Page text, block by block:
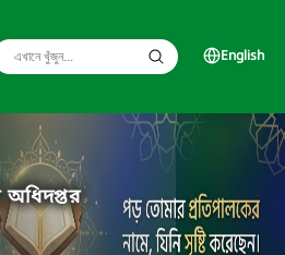
English
অধিদপ্তর